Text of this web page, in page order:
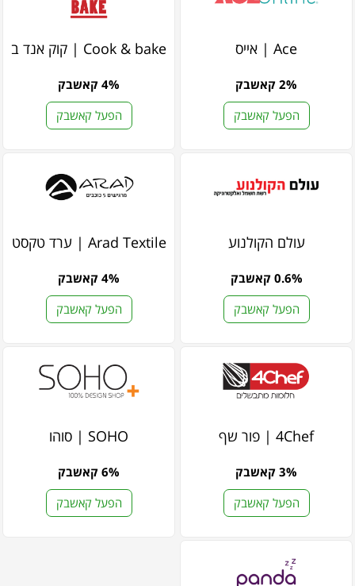
Ace | אייס
2% קאשבק
הפעל קאשבק
Cook & bake | קוק אנד בייק
4% קאשבק
הפעל קאשבק
עולם הקולנוע
0.6% קאשבק
הפעל קאשבק
Arad Textile | ערד טקסטיל
4% קאשבק
הפעל קאשבק
4Chef | פור שף
3% קאשבק
הפעל קאשבק
SOHO | סוהו
6% קאשבק
הפעל קאשבק